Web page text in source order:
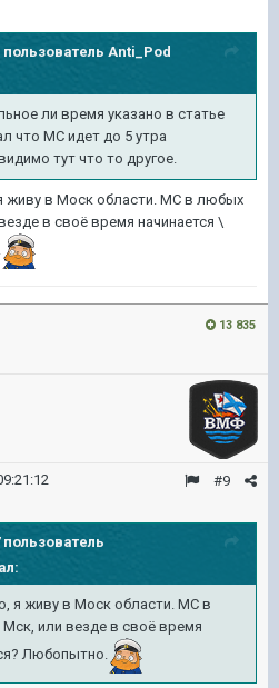
пользователь Anti_Pod
ли время указано в статье
что МС идет до 5 утра
тут что то другое.
живу в Моск области. МС в любых
в своё время начинается \
13 835
#9
пользователь
я живу в Моск области. МС в
или везде в своё время
Любопытно.